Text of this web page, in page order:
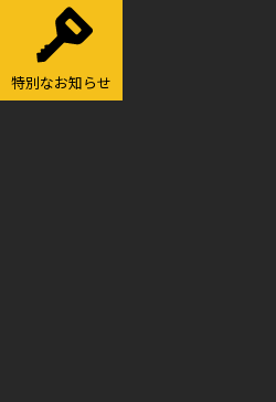
特別なお知らせ